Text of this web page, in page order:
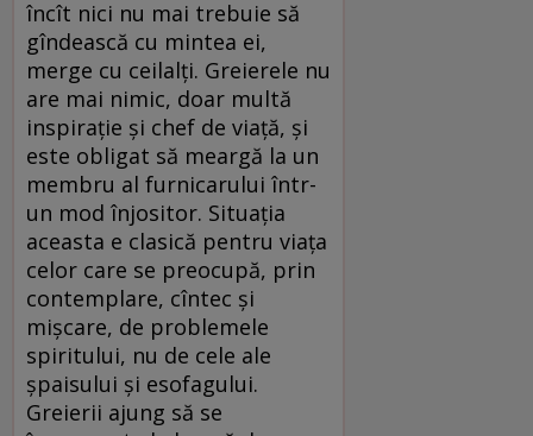
încît nici nu mai trebuie să
gîndească cu mintea ei,
merge cu ceilalți. Greierele nu
are mai nimic, doar multă
inspirație și chef de viață, și
este obligat să meargă la un
membru al furnicarului într-
un mod înjositor. Situația
aceasta e clasică pentru viața
celor care se preocupă, prin
contemplare, cîntec și
mișcare, de problemele
spiritului, nu de cele ale
șpaisului și esofagului.
Greierii ajung să se